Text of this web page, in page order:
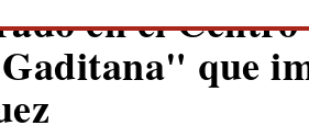
en el
que